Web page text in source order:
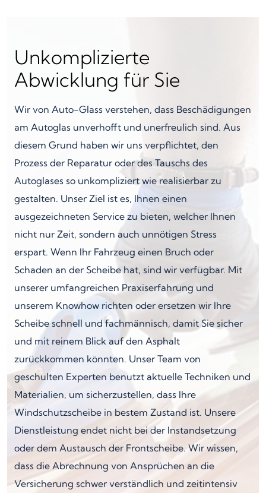
Unkomplizierte
Abwicklung für Sie
Wir von Auto-Glass verstehen, dass Beschädigungen
am Autoglas unverhofft und unerfreulich sind. Aus
diesem Grund haben wir uns verpflichtet, den
Prozess der Reparatur oder des Tauschs des
Autoglases so unkompliziert wie realisierbar zu
gestalten. Unser Ziel ist es, Ihnen einen
ausgezeichneten Service zu bieten, welcher Ihnen
nicht nur Zeit, sondern auch unnötigen Stress
erspart. Wenn Ihr Fahrzeug einen Bruch oder
Schaden an der Scheibe hat, sind wir verfügbar. Mit
unserer umfangreichen Praxiserfahrung und
unserem Knowhow richten oder ersetzen wir Ihre
Scheibe schnell und fachmännisch, damit Sie sicher
und mit reinem Blick auf den Asphalt
zurückkommen könnten. Unser Team von
geschulten Experten benutzt aktuelle Techniken und
Materialien, um sicherzustellen, dass Ihre
Windschutzscheibe in bestem Zustand ist. Unsere
Dienstleistung endet nicht bei der Instandsetzung
oder dem Austausch der Frontscheibe. Wir wissen,
dass die Abrechnung von Ansprüchen an die
Versicherung schwer verständlich und zeitintensiv